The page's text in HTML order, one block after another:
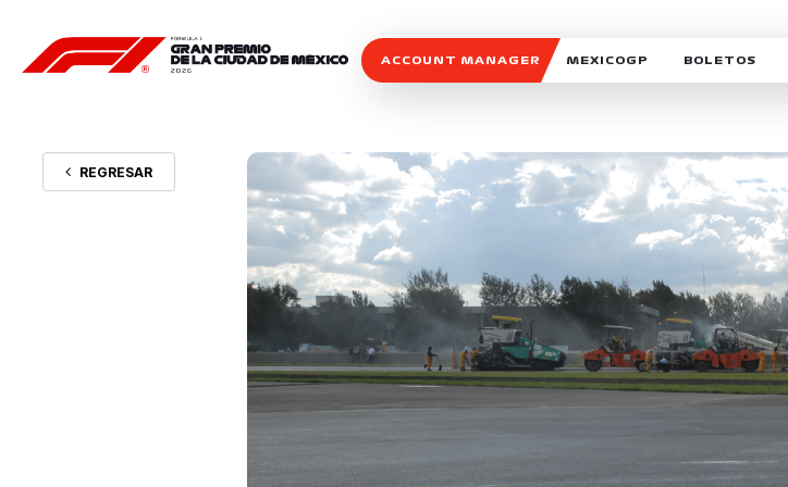
ACCOUNT MANAGER MEXICOGP
SOSTENIBILIDAD
CELEBRA CON NOSOTROS
BOLETOS
REGRESAR